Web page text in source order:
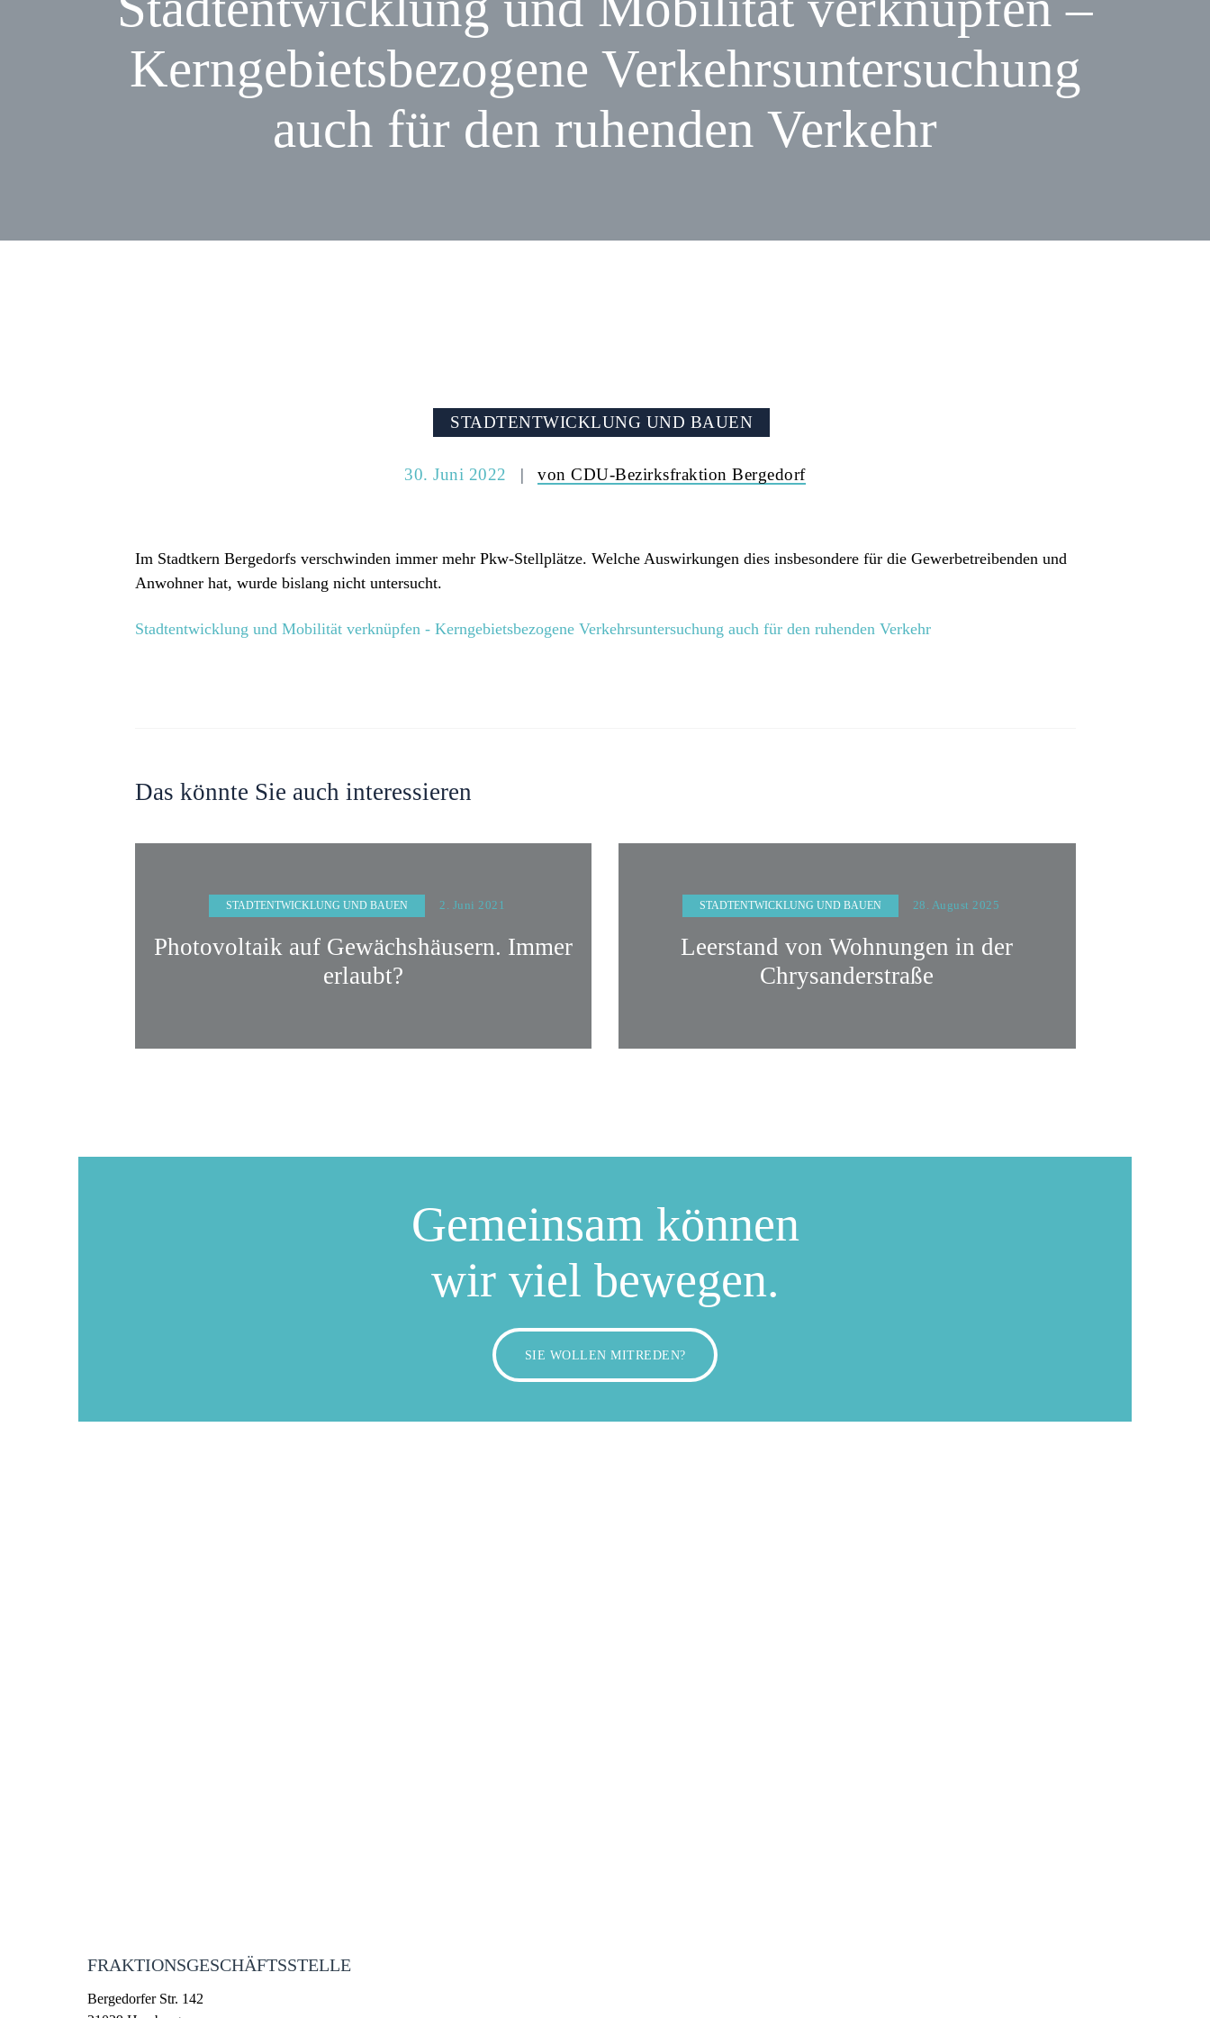
Kerngebietsbezogene Verkehrsuntersuchung
auch für den ruhenden Verkehr
STADTENTWICKLUNG UND BAUEN
30. Juni 2022 von CDU-Bezirksfraktion Bergedorf
Im Stadtkern Bergedorfs verschwinden immer mehr Pkw-Stellplätze. Welche Auswirkungen dies insbesondere für die Gewerbetreibenden und
Anwohner hat, wurde bislang nicht untersucht.
Stadtentwicklung und Mobilität verknüpfen - Kerngebietsbezogene Verkehrsuntersuchung auch für den ruhenden Verkehr
Das könnte Sie auch interessieren
STADTENTWICKLUNG UND BAUEN 2. Juni 2021
Photovoltaik auf Gewächshäusern. Immer
erlaubt?
STADTENTWICKLUNG UND BAUEN 28. August 2025
Leerstand von Wohnungen in der
Chrysanderstraße
Gemeinsam können
wir viel bewegen.
SIE WOLLEN MITREDEN?
FRAKTIONSGESCHÄFTSSTELLE
Bergedorfer Str. 142